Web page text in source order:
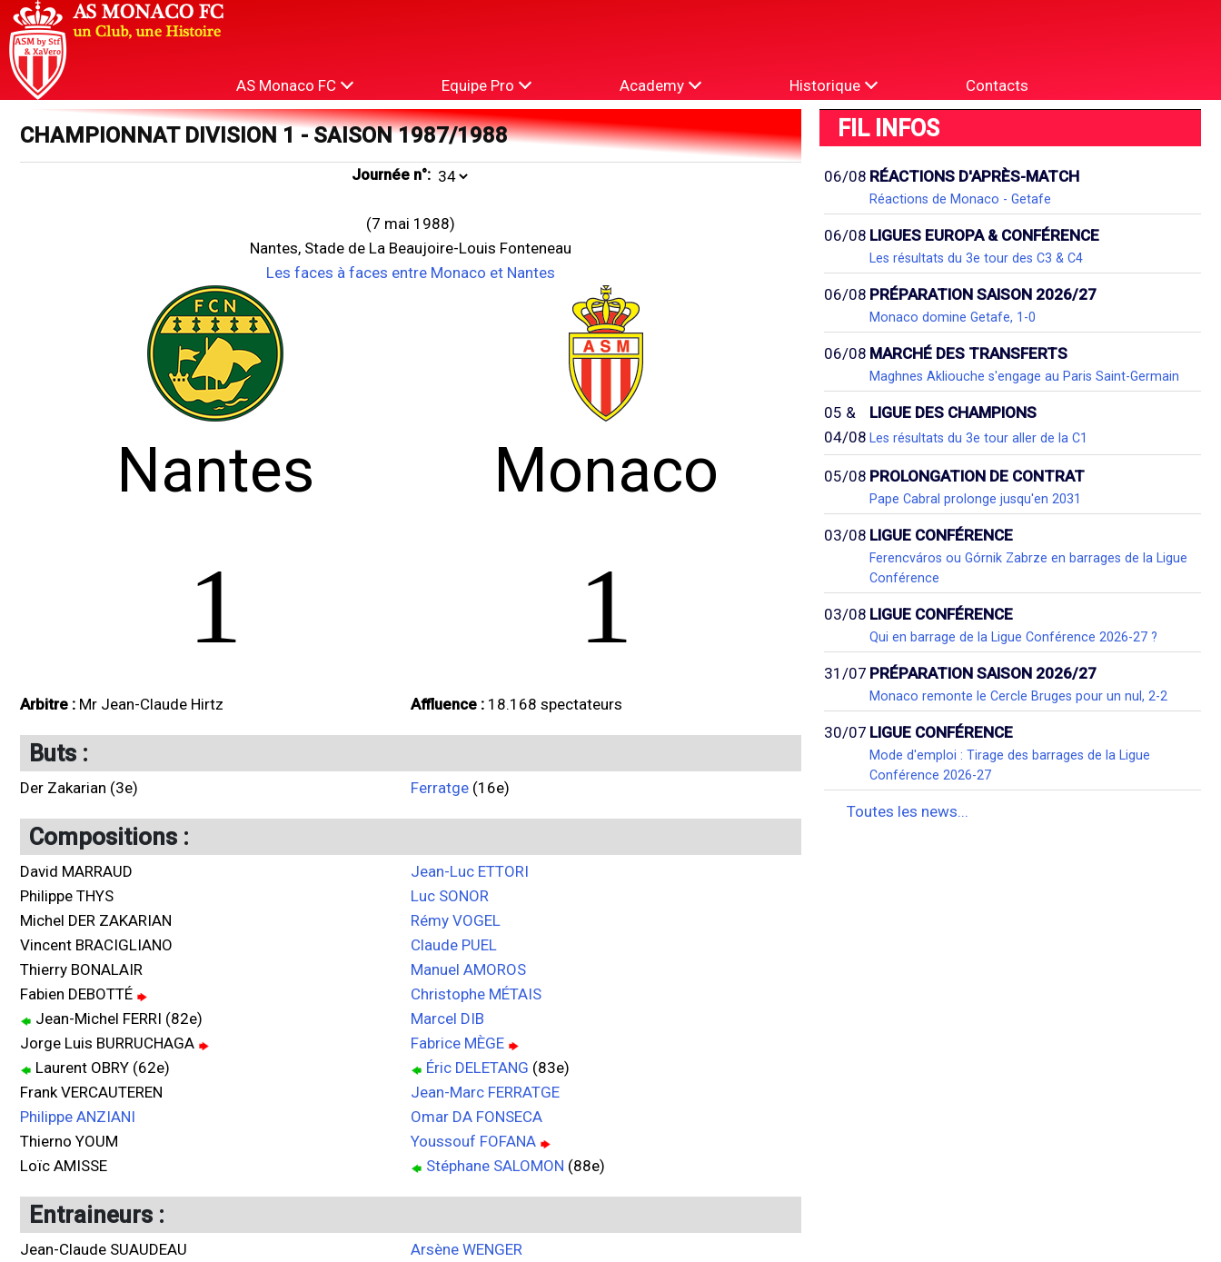
AS Monaco FC Equipe Pro Academy Historique Contacts
CHAMPIONNAT DIVISION 1 - SAISON 1987/1988
Journée n°:
(7 mai 1988)
Nantes, Stade de La Beaujoire-Louis Fonteneau
Les faces à faces entre Monaco et Nantes
Nantes Monaco
1 1
Arbitre : Mr Jean-Claude Hirtz Affluence : 18.168 spectateurs
Buts :
Der Zakarian (3e) Ferratge (16e)
Compositions :
David MARRAUD
Philippe THYS
Michel DER ZAKARIAN
Vincent BRACIGLIANO
Thierry BONALAIR
Fabien DEBOTTÉ
Jean-Michel FERRI (82e)
Jorge Luis BURRUCHAGA
Laurent OBRY (62e)
Frank VERCAUTEREN
Philippe ANZIANI
Thierno YOUM
Loïc AMISSE
Jean-Luc ETTORI
Luc SONOR
Rémy VOGEL
Claude PUEL
Manuel AMOROS
Christophe MÉTAIS
Marcel DIB
Fabrice MÈGE
Éric DELETANG (83e)
Jean-Marc FERRATGE
Omar DA FONSECA
Youssouf FOFANA
Stéphane SALOMON (88e)
Entraineurs :
Jean-Claude SUAUDEAU Arsène WENGER
FIL INFOS
06/08 RÉACTIONS D'APRÈS-MATCH
Réactions de Monaco - Getafe
06/08 LIGUES EUROPA & CONFÉRENCE
Les résultats du 3e tour des C3 & C4
06/08 PRÉPARATION SAISON 2026/27
Monaco domine Getafe, 1-0
06/08 MARCHÉ DES TRANSFERTS
Maghnes Akliouche s'engage au Paris Saint-Germain
05 &
04/08
LIGUE DES CHAMPIONS
Les résultats du 3e tour aller de la C1
05/08 PROLONGATION DE CONTRAT
Pape Cabral prolonge jusqu'en 2031
03/08 LIGUE CONFÉRENCE
Ferencváros ou Górnik Zabrze en barrages de la Ligue
Conférence
03/08 LIGUE CONFÉRENCE
Qui en barrage de la Ligue Conférence 2026-27 ?
31/07 PRÉPARATION SAISON 2026/27
Monaco remonte le Cercle Bruges pour un nul, 2-2
30/07 LIGUE CONFÉRENCE
Mode d'emploi : Tirage des barrages de la Ligue
Conférence 2026-27
Toutes les news...